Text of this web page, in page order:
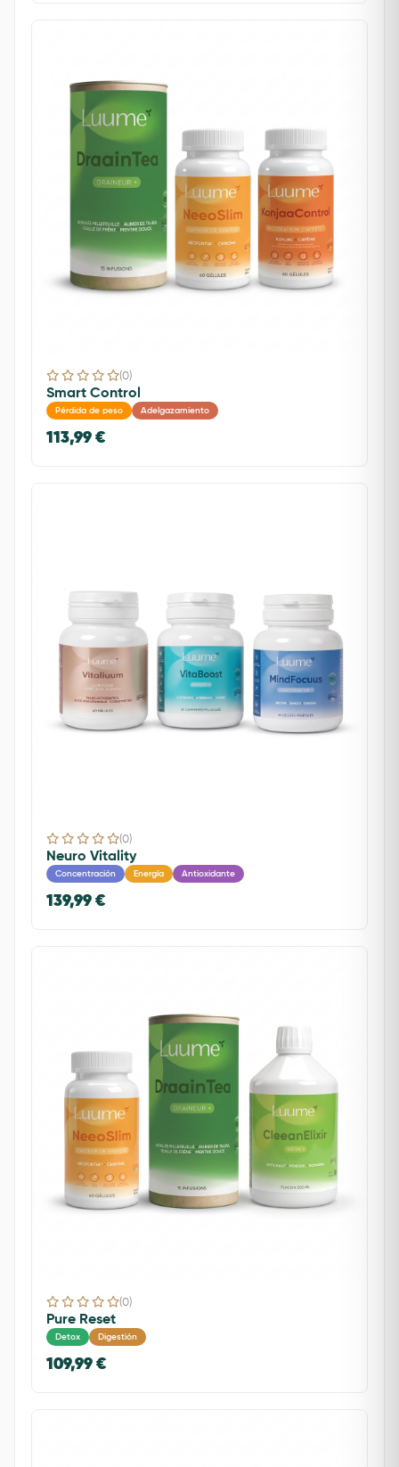
(0)
Smart Control
Pérdida de peso Adelgazamiento
113,99 €
(0)
Neuro Vitality
Concentración Energía Antioxidante
139,99 €
(0)
Pure Reset
Detox Digestión
109,99 €